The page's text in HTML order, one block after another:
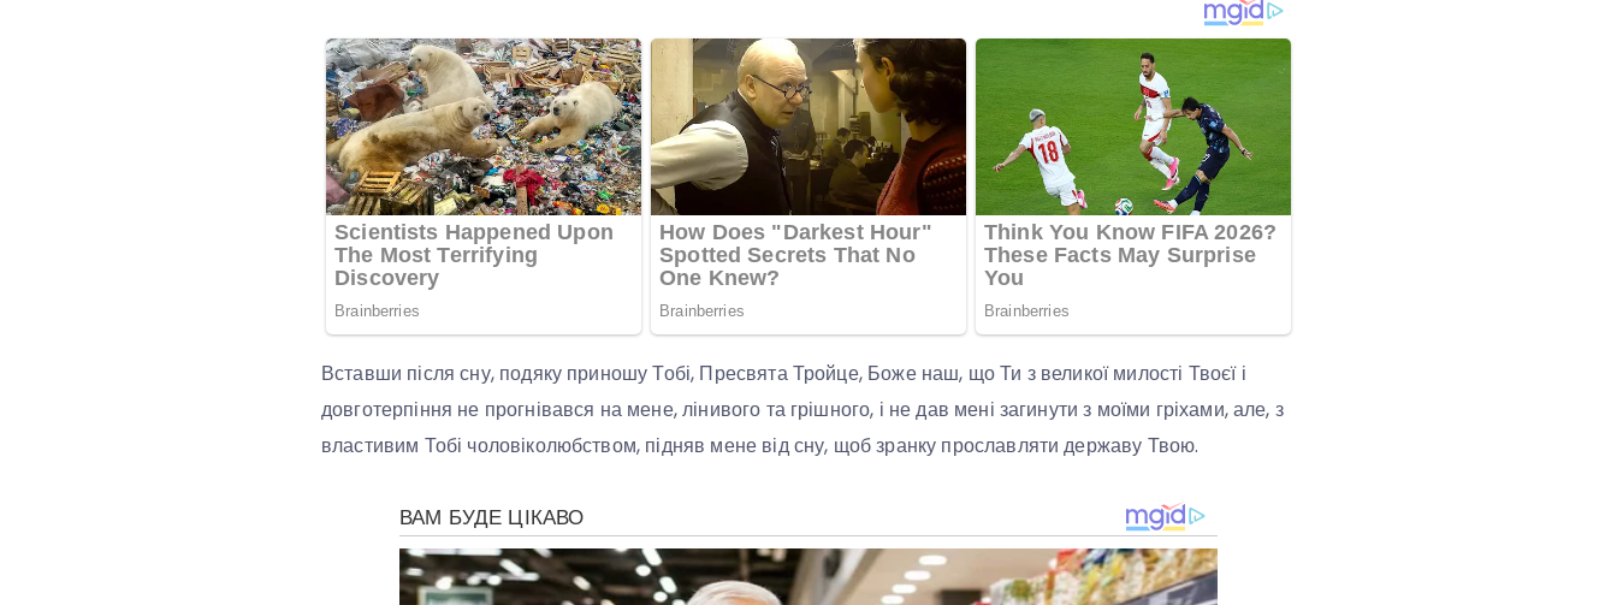
Вставши після сну, подяку приношу Тобі, Пресвята Тройце, Боже наш, що Ти з великої милості Твоєї і
довготерпіння не прогнівався на мене, лінивого та грішного, і не дав мені загинути з моїми гріхами, але, з
властивим Тобі чоловіколюбством, підняв мене від сну, щоб зранку прославляти державу Твою.